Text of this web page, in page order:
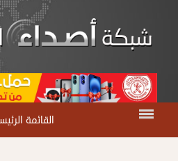
القائمة